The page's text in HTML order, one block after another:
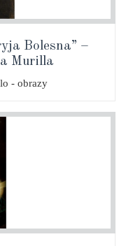
Bolesna” –
Murilla
- obrazy